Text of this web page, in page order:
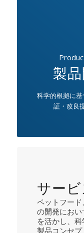
製
科学的根拠に
証・改良
サー
ペットフー
の開発にお
を活かし、科
製品コンセ